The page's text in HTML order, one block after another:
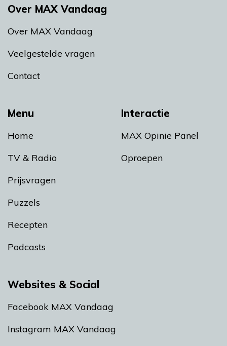
Menu
Home
TV & Radio
Prijsvragen
Puzzels
Recepten
Podcasts
Interactie
MAX Opinie Panel
Oproepen
Over MAX Vandaag
Over MAX Vandaag
Veelgestelde vragen
Contact
Websites & Social
Facebook MAX Vandaag
Instagram MAX Vandaag